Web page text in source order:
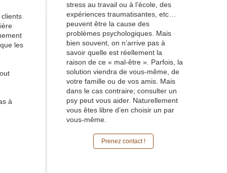
les
à
stress au travail ou à l’école, des
expériences traumatisantes, etc…
peuvent être la cause des
problèmes psychologiques. Mais
bien souvent, on n’arrive pas à
savoir quelle est réellement la
raison de ce « mal-être ». Parfois, la
solution viendra de vous-même, de
votre famille ou de vos amis. Mais
dans le cas contraire; consulter un
psy peut vous aider. Naturellement
vous êtes libre d’en choisir un par
vous-même.
Prenez contact !